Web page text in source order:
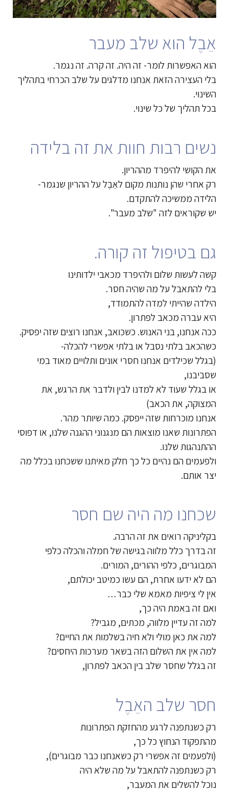
אֵבֶל הוא שלב מעבר
הוא האפשרות לומר- זה היה. זה קרה. זה נגמר.
בלי העצירה הזאת אנחנו מדלגים על שלב הכרחי בתהליך
השינוי.
בכל תהליך של כל שינוי.
נשים רבות חוות את זה בלידה
את הקושי להיפרד מההריון.
רק אחרי שהן נותנות מקום לאֵבֶל על ההריון שנגמר-
הלידה ממשיכה להתקדם.
יש שקוראים לזה "שלב מעבר".
גם בטיפול זה קורה.
קשה לעשות שלום ולהיפרד מכאבי ילדותינו
בלי להתאבל על מה שהיה חסר.
הילדה שהייתי למדה להתמודד,
היא עברה מכאב לפתרון.
ככה אנחנו, בני האנוש. כשכואב, אנחנו רוצים שזה יפסיק.
כשהכאב בלתי נסבל או בלתי אפשרי להכלה-
(בגלל שכילדים אנחנו חסרי אונים ותלויים מאוד במי
שסביבנו,
או בגלל שעוד לא למדנו לבין ולדבר את הרגש, את
המצוקה, את הכאב)
אנחנו מוכרחות שזה ייפסק. כמה שיותר מהר.
הפתרונות שאנו מוצאות הם מנגנוני ההגנה שלנו, או דפוסי
ההתנהגות שלנו.
ולפעמים הם נהיים כל כך חלק מאיתנו ששכחנו בכלל מה
יצר אותם.
שכחנו מה היה שם חסר
בקליניקה רואים את זה הרבה.
זה בדרך כלל מלווה בגישה של חמלה והכלה כלפי
המבוגרים, כלפי ההורים, המורים.
הם לא ידעו אחרת, הם עשו כמיטב יכולתם,
אין לי ציפיות מאמא שלי כבר…
ואם זה באמת היה כך,
למה זה עדיין מלווה, מכתים, מגביל?
למה את כאן מולי ולא חיה בשלמות את החיים?
למה אין את השלום הזה בשאר מערכות היחסים?
זה בגלל שחסר שלב בין הכאב לפתרון,
חסר שלב האֵבֶל
רק כשנתפנה לרגע מהחזקת הפתרונות
מהתפקוד הנחוץ כל כך,
(ולפעמים זה אפשרי רק כשאנחנו כבר מבוגרים),
רק כשנתפנה להתאבל על מה שלא היה
נוכל להשלים את המעבר,